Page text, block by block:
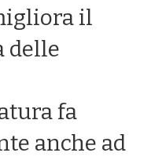
il
delle
fa
anche ad